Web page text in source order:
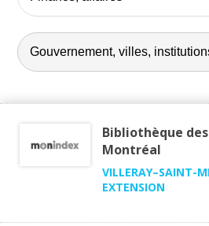
Bibliothèque
Montréal
VILLERAY–SAINT-
EXTENSION